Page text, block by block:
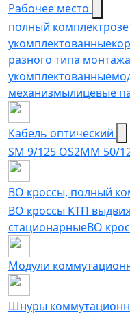
Рабочее место
полный комплект
укомплектованные
разного типа монтажа
укомплектованные
механизмылицевые
Кабель оптический
SM 9/125 OS2MM 50/
ВО кроссы, полный
ВО кроссы КТП
стационарныеВО
Модули
Шнуры